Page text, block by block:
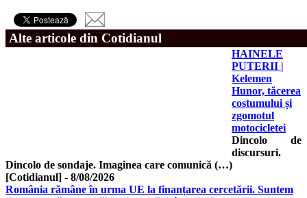
Alte articole din Cotidianul
HAINELE
PUTERII |
Kelemen
Hunor, tăcerea
costumului și
zgomotul
motocicletei
Dincolo de
discursuri.
Dincolo de sondaje. Imaginea care comunică (…)
[Cotidianul] - 8/08/2026
România rămâne în urma UE la finanțarea cercetării. Suntem